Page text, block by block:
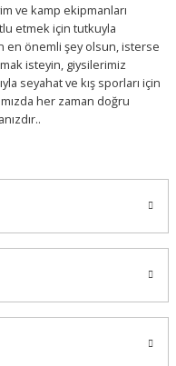
ve kamp ekipmanları
etmek için tutkuyla
en önemli şey olsun, isterse
isteyin, giysilerimiz
seyahat ve kış sporları için
her zaman doğru